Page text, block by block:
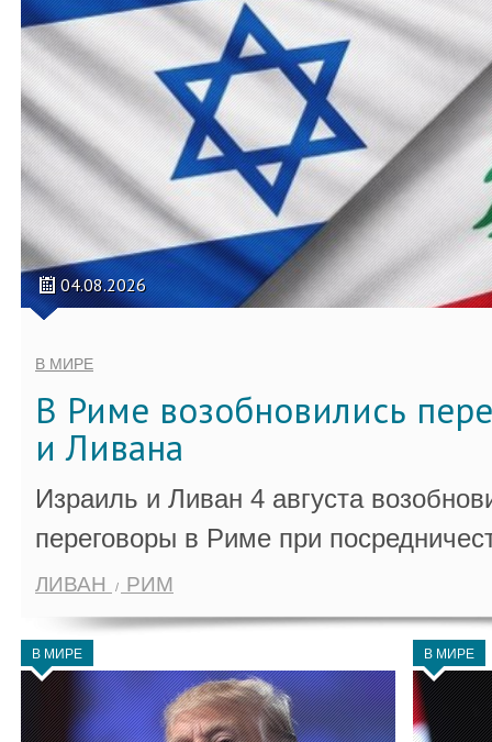
04.08.2026
В МИРЕ
В Риме возобновились
и Ливана
Израиль и Ливан 4 августа
переговоры в Риме при
ЛИВАН РИМ
В МИРЕ В МИРЕ